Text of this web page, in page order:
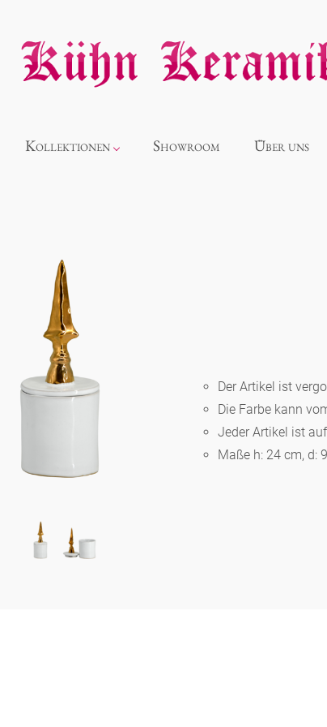
Kollektionen
Panthéon
Souvenir
Slumberland
Karlos
Showroom Über uns
Der Artikel ist
Die Farbe kann
Jeder Artikel ist
Maße h: 24 cm, d: